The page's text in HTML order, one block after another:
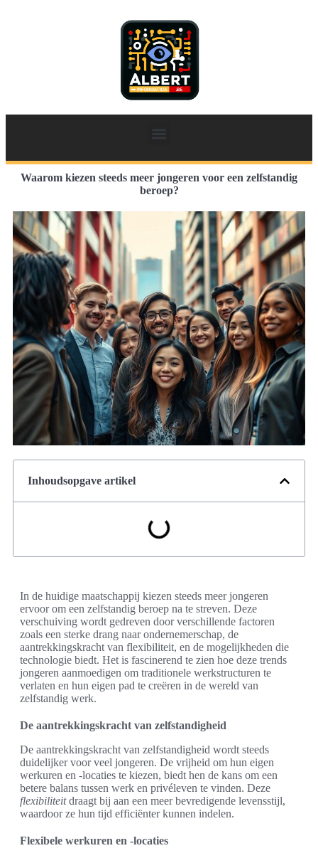
Waarom kiezen steeds meer jongeren voor een zelfstandig
beroep?
Inhoudsopgave artikel
In de huidige maatschappij kiezen steeds meer jongeren
ervoor om een zelfstandig beroep na te streven. Deze
verschuiving wordt gedreven door verschillende factoren
zoals een sterke drang naar ondernemerschap, de
aantrekkingskracht van flexibiliteit, en de mogelijkheden die
technologie biedt. Het is fascinerend te zien hoe deze trends
jongeren aanmoedigen om traditionele werkstructuren te
verlaten en hun eigen pad te creëren in de wereld van
zelfstandig werk.
De aantrekkingskracht van zelfstandigheid
De aantrekkingskracht van zelfstandigheid wordt steeds
duidelijker voor veel jongeren. De vrijheid om hun eigen
werkuren en -locaties te kiezen, biedt hen de kans om een
betere balans tussen werk en privéleven te vinden. Deze
flexibiliteitdraagt bij aan een meer bevredigende levensstijl,
waardoor ze hun tijd efficiënter kunnen indelen.
Flexibele werkuren en -locaties